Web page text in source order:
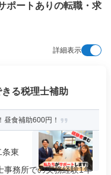
ポートありの転職・求
詳細表示
る税理士補助
昼食補助600円！
条東
事務所での実務経験1年